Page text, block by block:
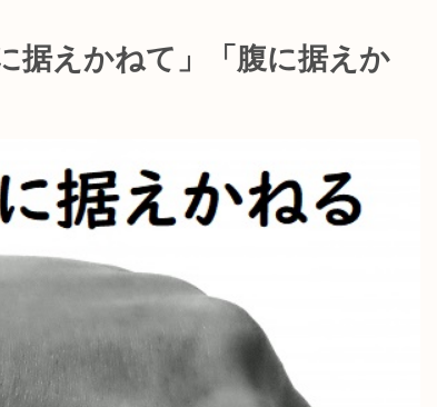
据えかねて」「腹に据えか